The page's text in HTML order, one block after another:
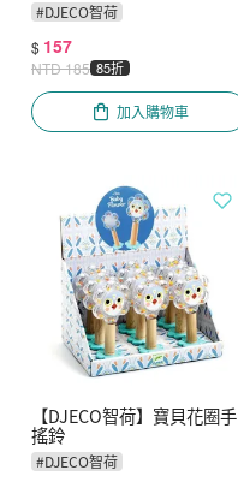
#DJECO智荷
$ 157
NTD185 85折
加入購物車
【DJECO智荷】寶貝花圈手
搖鈴
#DJECO智荷